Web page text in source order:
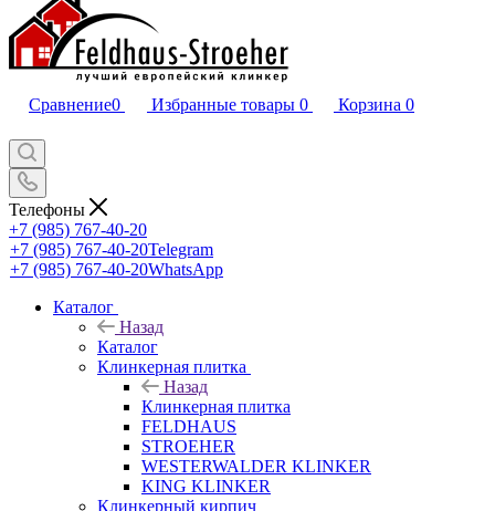
Сравнение0 Избранные товары 0 Корзина 0
Телефоны
+7 (985) 767-40-20
+7 (985) 767-40-20Telegram
+7 (985) 767-40-20WhatsApp
Каталог
Назад
Каталог
Клинкерная плитка
Назад
Клинкерная плитка
FELDHAUS
STROEHER
WESTERWALDER KLINKER
KING KLINKER
Клинкерный кирпич